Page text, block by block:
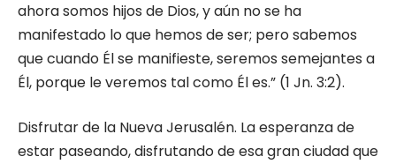
ahora somos hijos de Dios, y aún no se ha
manifestado lo que hemos de ser; pero sabemos
que cuando Él se manifieste, seremos semejantes a
Él, porque le veremos tal como Él es.” (1 Jn. 3:2).
Disfrutar de la Nueva Jerusalén. La esperanza de
estar paseando, disfrutando de esa gran ciudad que